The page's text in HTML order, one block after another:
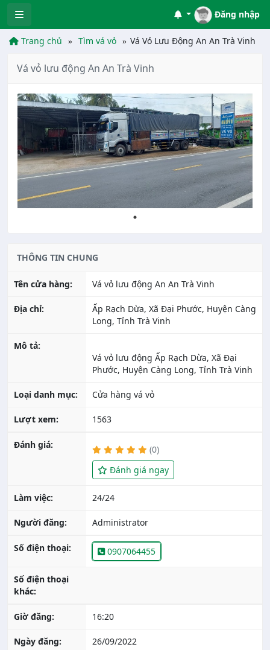
Đăng nhập
Trang chủ Tìm vá vỏ Vá Vỏ Lưu Động An An Trà Vinh
Vá vỏ lưu động An An Trà Vinh
THÔNG TIN CHUNG
Tên cửa hàng: Vá vỏ lưu động An An Trà Vinh
Địa chỉ:
Ấp Rạch Dừa, Xã Đại Phước, Huyện Càng
Long, Tỉnh Trà Vinh
Mô tả:
Vá vỏ lưu động Ấp Rạch Dừa, Xã Đại
Loại danh mục: Cửa hàng vá vỏ
Lượt xem: 1563
Đánh giá:
(0)
Đánh giá ngay
Làm việc: 24/24
Người đăng: Administrator
Số điện thoại: 0907064455
Số điện thoại
khác:
Giờ đăng: 16:20
Ngày đăng: 26/09/2022